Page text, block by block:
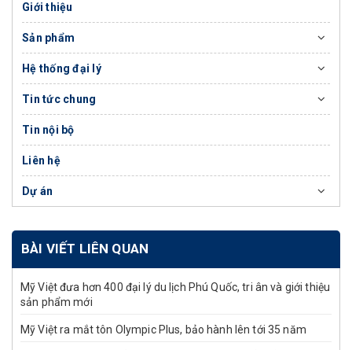
Giới thiệu
Sản phẩm
Hệ thống đại lý
Tin tức chung
Tin nội bộ
Liên hệ
Dự án
BÀI VIẾT LIÊN QUAN
Mỹ Việt đưa hơn 400 đại lý du lịch Phú Quốc, tri ân và giới thiệu
sản phẩm mới
Mỹ Việt ra mắt tôn Olympic Plus, bảo hành lên tới 35 năm